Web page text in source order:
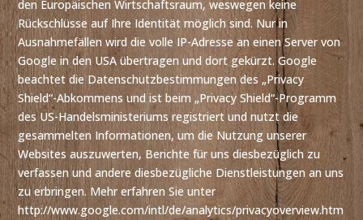
den Europäischen Wirtschaftsraum, weswegen keine
Rückschlüsse auf Ihre Identität möglich sind. Nur in
Ausnahmefällen wird die volle IP-Adresse an einen Server von
Google in den USA übertragen und dort gekürzt. Google
beachtet die Datenschutzbestimmungen des „Privacy
Shield“-Abkommens und ist beim „Privacy Shield“-Programm
des US-Handelsministeriums registriert und nutzt die
gesammelten Informationen, um die Nutzung unserer
Websites auszuwerten, Berichte für uns diesbezüglich zu
verfassen und andere diesbezügliche Dienstleistungen an uns
zu erbringen. Mehr erfahren Sie unter
http://www.google.com/intl/de/analytics/privacyoverview.htm